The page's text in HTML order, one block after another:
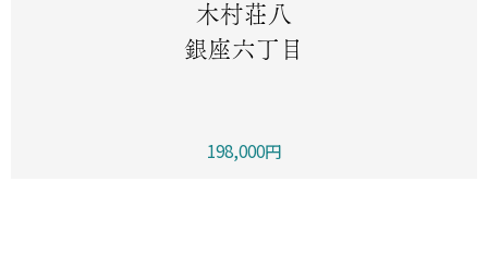
木村荘八
銀座六丁目
198,000円